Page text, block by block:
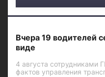
Вчера 19 водителей
виде
4 августа
фактов управления